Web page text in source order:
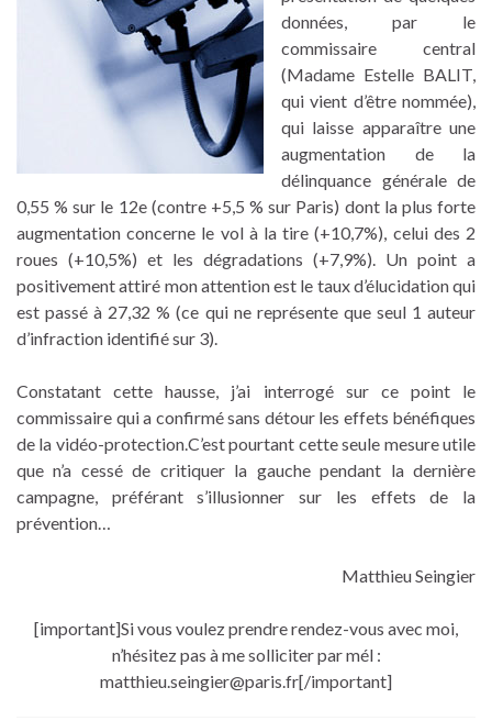
données, par le
commissaire central
(Madame Estelle BALIT,
qui vient d’être nommée),
qui laisse apparaître une
augmentation de la
délinquance générale de
0,55 % sur le 12e (contre +5,5 % sur Paris) dont la plus forte
augmentation concerne le vol à la tire (+10,7%), celui des 2
roues (+10,5%) et les dégradations (+7,9%). Un point a
positivement attiré mon attention est le taux d’élucidation qui
est passé à 27,32 % (ce qui ne représente que seul 1 auteur
d’infraction identifié sur 3).
Constatant cette hausse, j’ai interrogé sur ce point le
commissaire qui a confirmé sans détour les effets bénéfiques
de la vidéo-protection.C’est pourtant cette seule mesure utile
que n’a cessé de critiquer la gauche pendant la dernière
campagne, préférant s’illusionner sur les effets de la
prévention…
Matthieu Seingier
[important]Si vous voulez prendre rendez-vous avec moi,
n’hésitez pas à me solliciter par mél :
matthieu.seingier@paris.fr[/important]